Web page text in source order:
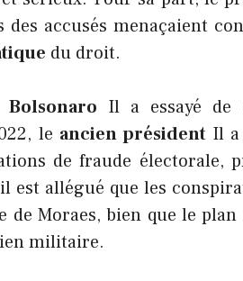
accusés menaçaient
du droit.
Bolsonaro Il a essayé de
le ancien présidentIl a
de fraude
est allégué que les
de Moraes, bien que le
militaire.